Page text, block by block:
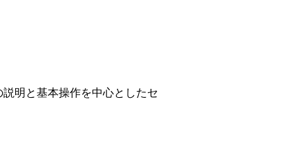
明と基本操作を中心としたセ